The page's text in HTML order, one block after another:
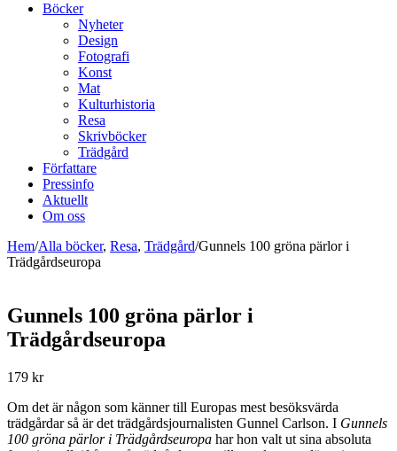
Böcker
Nyheter
Design
Fotografi
Konst
Mat
Kulturhistoria
Resa
Skrivböcker
Trädgård
Författare
Pressinfo
Aktuellt
Om oss
Hem/Alla böcker, Resa, Trädgård/Gunnels 100 gröna pärlor i
Trädgårdseuropa
Gunnels 100 gröna pärlor i
Trädgårdseuropa
179 kr
Om det är någon som känner till Europas mest besöksvärda
trädgårdar så är det trädgårdsjournalisten Gunnel Carlson. I Gunnels
100 gröna pärlor i Trädgårdseuropa har hon valt ut sina absoluta